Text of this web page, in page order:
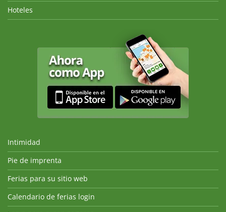
Hoteles
Intimidad
Pie de imprenta
Ferias para su sitio web
Calendario de ferias login